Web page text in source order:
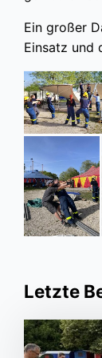
Ein großer
Einsatz und
Letzte